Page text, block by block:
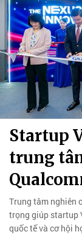
Startup
trung
Trung tâm nghiên
trọng giúp startup
quốc tế và cơ hội